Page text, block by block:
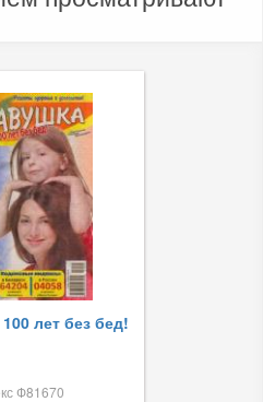
лет без бед!
Ф81670